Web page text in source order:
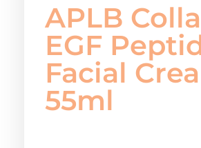
APLB
EGF
Facial
55ml